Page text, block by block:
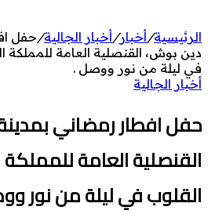
الرئيسية/أخبار/أخبار الجالية/حفل
دين بوش، القنصلية العامة للمملكة
في ليلة من نور ووصل .
أخبار الجالية
حفل افطار رمضاني
القنصلية العامة
القلوب في ليلة من نور